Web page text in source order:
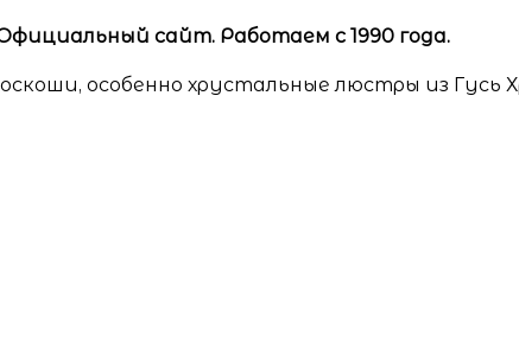
сайт. Работаем с 1990 года.
особенно хрустальные люстры из Гусь